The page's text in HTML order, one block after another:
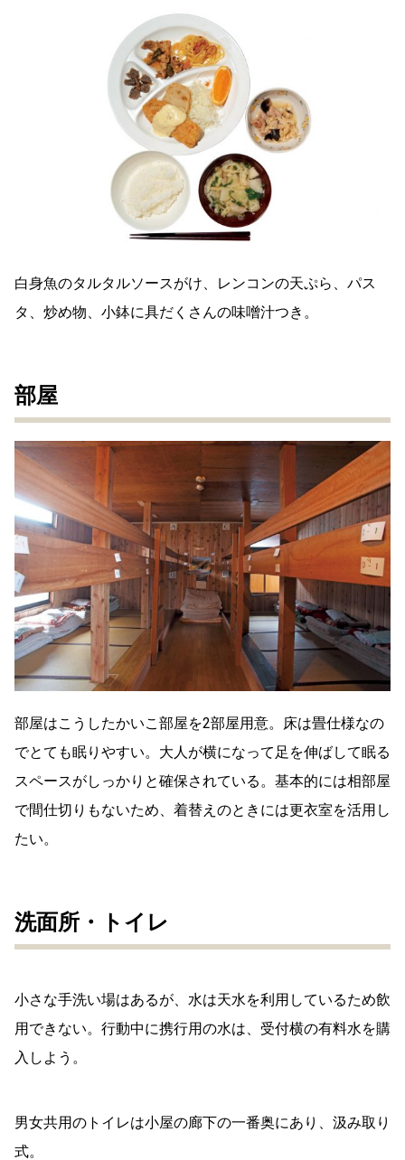
白身魚のタルタルソースがけ、レンコンの天ぷら、パス
タ、炒め物、小鉢に具だくさんの味噌汁つき。
部屋
部屋はこうしたかいこ部屋を2部屋用意。床は畳仕様なの
でとても眠りやすい。大人が横になって足を伸ばして眠る
スペースがしっかりと確保されている。基本的には相部屋
で間仕切りもないため、着替えのときには更衣室を活用し
たい。
洗面所・トイレ
小さな手洗い場はあるが、水は天水を利用しているため飲
用できない。行動中に携行用の水は、受付横の有料水を購
入しよう。
男女共用のトイレは小屋の廊下の一番奥にあり、汲み取り
式。